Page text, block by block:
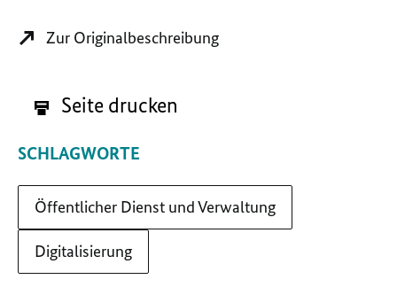
Zur Originalbeschreibung
Seite drucken
SCHLAGWORTE
Öffentlicher Dienst und Verwaltung
Digitalisierung